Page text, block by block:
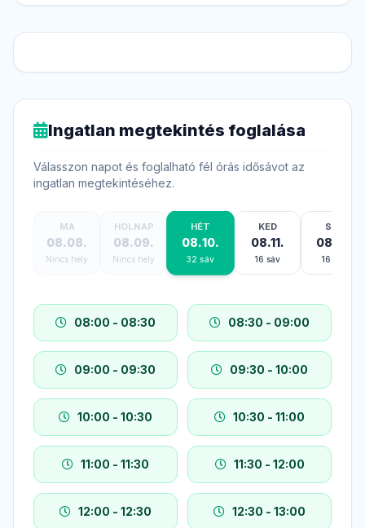
Ingatlan megtekintés foglalása
Válasszon napot és foglalható fél órás idősávot az
ingatlan megtekintéséhez.
MA
08.08.
Nincs hely
HOLNAP
08.09.
Nincs hely
HÉT
08.10.
32 sáv
KED
08.11.
16 sáv
SZE
08.12.
16 sáv
08:00 - 08:30 08:30 - 09:00
09:00 - 09:30 09:30 - 10:00
10:00 - 10:30 10:30 - 11:00
11:00 - 11:30 11:30 - 12:00
12:00 - 12:30 12:30 - 13:00